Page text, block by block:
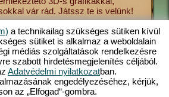
vár rád. Játssz te is velünk!
a
törzsed
a technikailag szükséges sütiken kívül
sütiket is alkalmaz a weboldalain
médiás szolgáltatások rendelkezésre
szabott hirdetésmegjelenítés céljából.
Adatvédelmi nyilatkozatban.
engedélyezéséhez, kérjük,
az „Elfogad“-gombra.